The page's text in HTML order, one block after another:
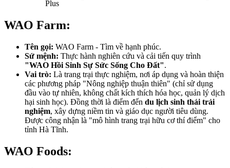
Plus
WAO Farm:
Tên gọi: WAO Farm - Tìm về hạnh phúc.
Sứ mệnh: Thực hành nghiên cứu và cải tiến quy trình
"WAO Hồi Sinh Sự Sức Sống Cho Đất".
Vai trò: Là trang trại thực nghiệm, nơi áp dụng và hoàn thiện
các phương pháp "Nông nghiệp thuận thiên" (chỉ sử dụng
đầu vào tự nhiên, không chất kích thích hóa học, quản lý dịch
hại sinh học). Đồng thời là điểm đến du lịch sinh thái trải
nghiệm, xây dựng niềm tin và giáo dục người tiêu dùng.
Được công nhận là "mô hình trang trại hữu cơ thí điểm" cho
tỉnh Hà Tĩnh.
WAO Foods: